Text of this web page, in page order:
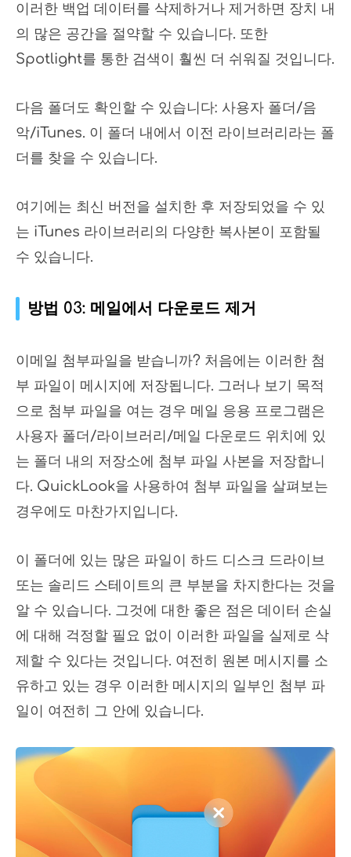
이러한 백업 데이터를 삭제하거나 제거하면 장치 내
의 많은 공간을 절약할 수 있습니다. 또한
Spotlight를 통한 검색이 훨씬 더 쉬워질 것입니다.
다음 폴더도 확인할 수 있습니다: 사용자 폴더/음
악/iTunes. 이 폴더 내에서 이전 라이브러리라는 폴
더를 찾을 수 있습니다.
여기에는 최신 버전을 설치한 후 저장되었을 수 있
는 iTunes 라이브러리의 다양한 복사본이 포함될
수 있습니다.
방법 03: 메일에서 다운로드 제거
이메일 첨부파일을 받습니까? 처음에는 이러한 첨
부 파일이 메시지에 저장됩니다. 그러나 보기 목적
으로 첨부 파일을 여는 경우 메일 응용 프로그램은
사용자 폴더/라이브러리/메일 다운로드 위치에 있
는 폴더 내의 저장소에 첨부 파일 사본을 저장합니
다. QuickLook을 사용하여 첨부 파일을 살펴보는
경우에도 마찬가지입니다.
이 폴더에 있는 많은 파일이 하드 디스크 드라이브
또는 솔리드 스테이트의 큰 부분을 차지한다는 것을
알 수 있습니다. 그것에 대한 좋은 점은 데이터 손실
에 대해 걱정할 필요 없이 이러한 파일을 실제로 삭
제할 수 있다는 것입니다. 여전히 원본 메시지를 소
유하고 있는 경우 이러한 메시지의 일부인 첨부 파
일이 여전히 그 안에 있습니다.